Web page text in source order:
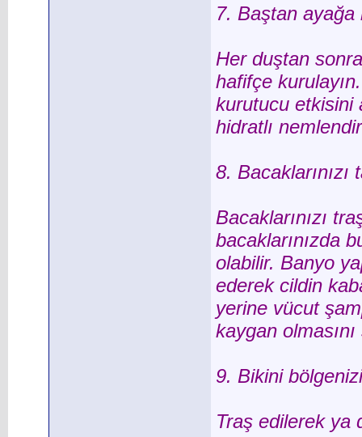
7. Baştan ayağa
Her duştan
hafifçe
kurutucu etkisini
hidratlı
8.
Bacaklarınızı
bacaklarınızda
olabilir. Banyo
ederek cildin
yerine vücut
kaygan
9. Bikini
Traş edilerek ya